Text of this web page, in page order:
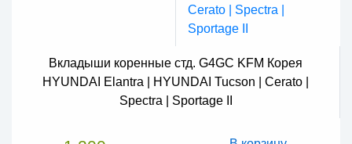
Вкладыши коренные стд. G4GC KFM Корея
HYUNDAI Elantra | HYUNDAI Tucson | Cerato |
Spectra | Sportage II